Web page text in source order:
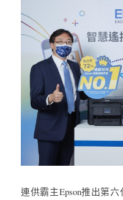
連供霸主Epson推出第